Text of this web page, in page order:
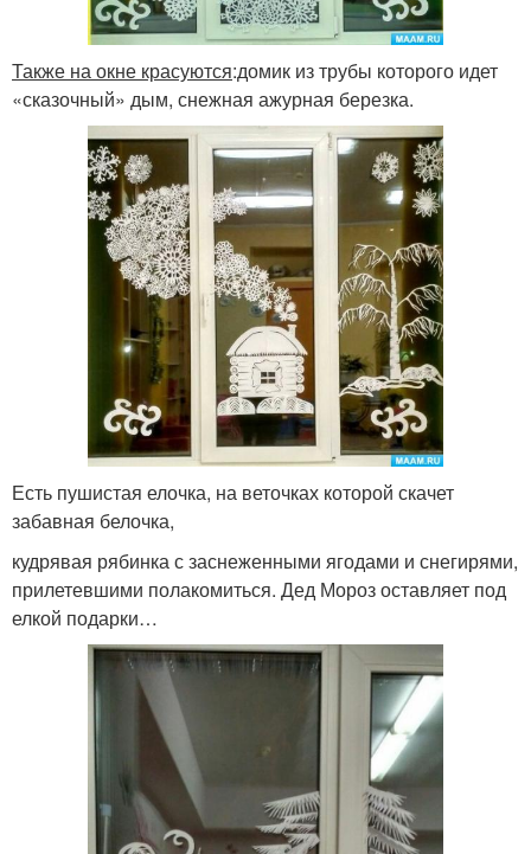
Также на окне красуются:домик из трубы которого идет
«сказочный» дым, снежная ажурная березка.
Есть пушистая елочка, на веточках которой скачет
забавная белочка,
кудрявая рябинка с заснеженными ягодами и снегирями,
прилетевшими полакомиться. Дед Мороз оставляет под
елкой подарки…